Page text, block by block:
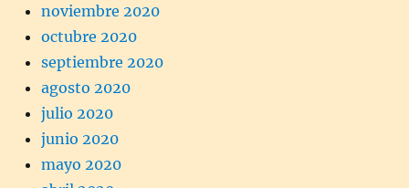
noviembre 2020
octubre 2020
septiembre 2020
agosto 2020
julio 2020
junio 2020
mayo 2020